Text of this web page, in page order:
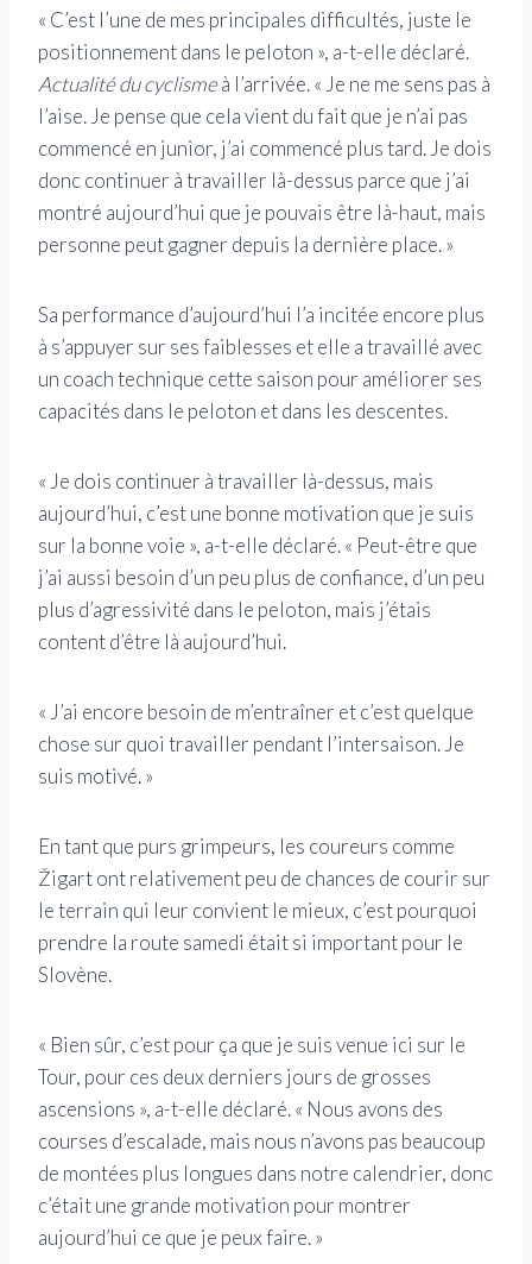
« C’est l’une de mes principales difficultés, juste le
positionnement dans le peloton », a-t-elle déclaré.
Actualité du cyclismeà l’arrivée. « Je ne me sens pas à
l’aise. Je pense que cela vient du fait que je n’ai pas
commencé en junior, j’ai commencé plus tard. Je dois
donc continuer à travailler là-dessus parce que j’ai
montré aujourd’hui que je pouvais être là-haut, mais
personne peut gagner depuis la dernière place. »
Sa performance d’aujourd’hui l’a incitée encore plus
à s’appuyer sur ses faiblesses et elle a travaillé avec
un coach technique cette saison pour améliorer ses
capacités dans le peloton et dans les descentes.
« Je dois continuer à travailler là-dessus, mais
aujourd’hui, c’est une bonne motivation que je suis
sur la bonne voie », a-t-elle déclaré. « Peut-être que
j’ai aussi besoin d’un peu plus de confiance, d’un peu
plus d’agressivité dans le peloton, mais j’étais
content d’être là aujourd’hui.
« J’ai encore besoin de m’entraîner et c’est quelque
chose sur quoi travailler pendant l’intersaison. Je
suis motivé. »
En tant que purs grimpeurs, les coureurs comme
Žigart ont relativement peu de chances de courir sur
le terrain qui leur convient le mieux, c’est pourquoi
prendre la route samedi était si important pour le
Slovène.
« Bien sûr, c’est pour ça que je suis venue ici sur le
Tour, pour ces deux derniers jours de grosses
ascensions », a-t-elle déclaré. « Nous avons des
courses d’escalade, mais nous n’avons pas beaucoup
de montées plus longues dans notre calendrier, donc
c’était une grande motivation pour montrer
aujourd’hui ce que je peux faire. »